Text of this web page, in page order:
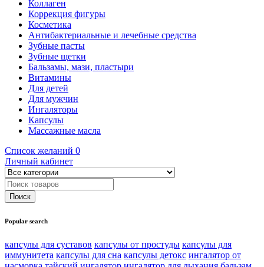
Коллаген
Коррекция фигуры
Косметика
Антибактериальные и лечебные средства
Зубные пасты
Зубные щетки
Бальзамы, мази, пластыри
Витамины
Для детей
Для мужчин
Ингаляторы
Капсулы
Массажные масла
Список желаний 0
Личный кабинет
Popular search
капсулы для суставов капсулы от простуды капсулы для
иммунитета капсулы для сна капсулы детокс ингалятор от